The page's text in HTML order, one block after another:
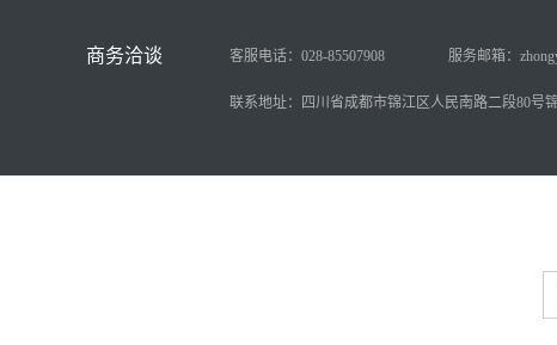
客服电话：028-85507908 服务邮箱：
联系地址：四川省成都市锦江区人民南路二段80号